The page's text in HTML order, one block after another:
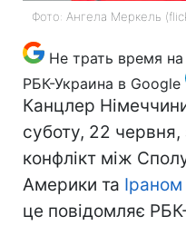
Фото: Ангела Меркель
Не трать время
РБК-Украина в Google
Канцлер
суботу, 22 червня,
конфлікт між
Америки та Іраном
це повідомляє